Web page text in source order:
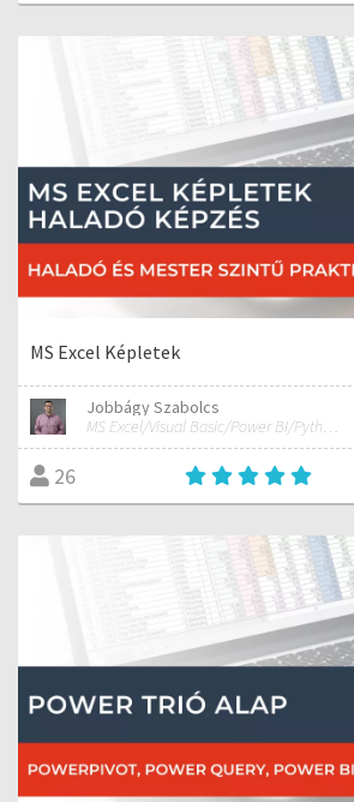
MS Excel Képletek
Jobbágy Szabolcs
MS Excel/Visual Basic/Power BI/Python adatelemzési szakértő
26